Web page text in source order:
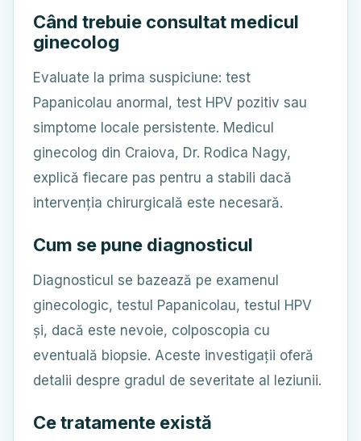
Când trebuie consultat medicul
ginecolog
Evaluate la prima suspiciune: test
Papanicolau anormal, test HPV pozitiv sau
simptome locale persistente. Medicul
ginecolog din Craiova, Dr. Rodica Nagy,
explică fiecare pas pentru a stabili dacă
intervenția chirurgicală este necesară.
Cum se pune diagnosticul
Diagnosticul se bazează pe examenul
ginecologic, testul Papanicolau, testul HPV
și, dacă este nevoie, colposcopia cu
eventuală biopsie. Aceste investigații oferă
detalii despre gradul de severitate al leziunii.
Ce tratamente există